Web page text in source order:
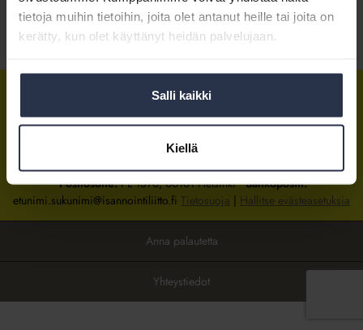
tietoja muihin tietoihin, joita olet antanut heille tai joita on
kerätty, kun olet käyttänyt heidän palvelujaan.
Salli kaikki
Kiellä
Tietoa jäsenyydestä
IsännöintiliittoIsännöintiliittoIsännöintiliitto
Isännöintiliiton toimistosijaitsee Hakaniemessä Helsingissä.
Postiosoite:PL 1370, 00101 HelsinkiSähköpostit:
etunimi.sukunimi@isannointiliitto.fi Tietosuoja | Hallitse evästeasetuksia
Anna palautetta
Yhteystiedot